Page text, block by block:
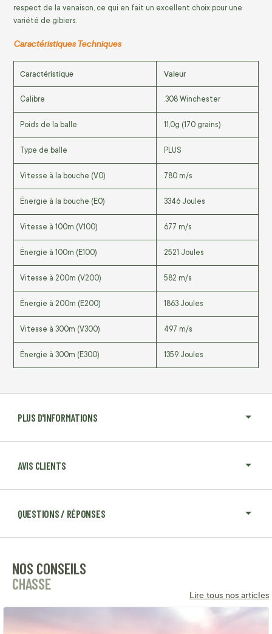
PLUS D'INFORMATIONS
AVIS CLIENTS
QUESTIONS / RÉPONSES
respect de la venaison, ce qui en fait un excellent choix pour une
variété de gibiers.
Caractéristiques Techniques
Caractéristique Valeur
Calibre .308 Winchester
Poids de la balle 11,0g (170 grains)
Type de balle PLUS
Vitesse à la bouche (V0) 780 m/s
Énergie à la bouche (E0) 3346 Joules
Vitesse à 100m (V100) 677 m/s
Énergie à 100m (E100) 2521 Joules
Vitesse à 200m (V200) 582 m/s
Énergie à 200m (E200) 1863 Joules
Vitesse à 300m (V300) 497 m/s
Énergie à 300m (E300) 1359 Joules
NOS CONSEILS
CHASSE
Lire tous nos articles